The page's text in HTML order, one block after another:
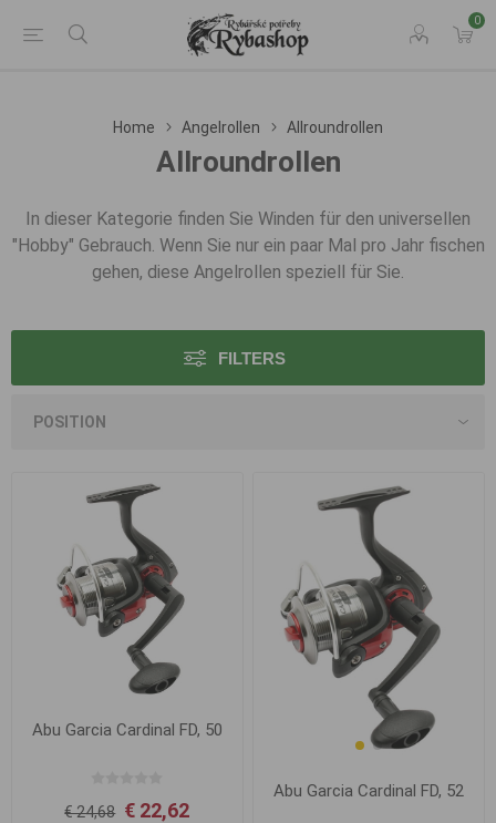
0
Home Angelrollen Allroundrollen
Allroundrollen
In dieser Kategorie finden Sie Winden für den universellen
"Hobby" Gebrauch. Wenn Sie nur ein paar Mal pro Jahr fischen
gehen, diese Angelrollen speziell für Sie.
FILTERS
Abu Garcia Cardinal FD, 50
€ 24,68 € 22,62
Abu Garcia Cardinal FD, 52